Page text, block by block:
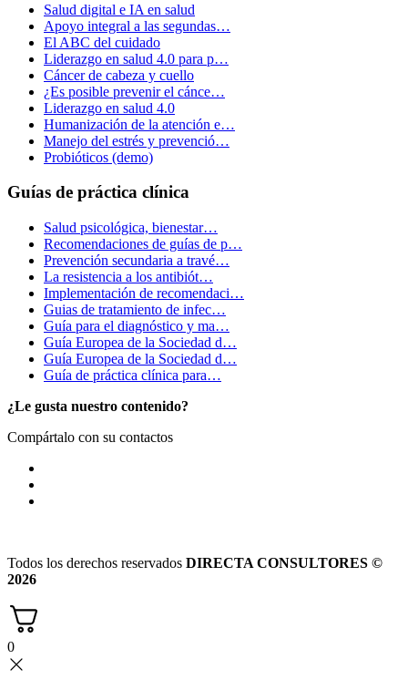
Salud digital e IA en salud
Apoyo integral a las segundas…
El ABC del cuidado
Liderazgo en salud 4.0 para p…
Cáncer de cabeza y cuello
¿Es posible prevenir el cánce…
Liderazgo en salud 4.0
Humanización de la atención e…
Manejo del estrés y prevenció…
Probióticos (demo)
Guías de práctica clínica
Salud psicológica, bienestar…
Recomendaciones de guías de p…
Prevención secundaria a travé…
La resistencia a los antibiót…
Implementación de recomendaci…
Guias de tratamiento de infec…
Guía para el diagnóstico y ma…
Guía Europea de la Sociedad d…
Guía Europea de la Sociedad d…
Guía de práctica clínica para…
¿Le gusta nuestro contenido?
Compártalo con su contactos
Todos los derechos reservados DIRECTA CONSULTORES ©
2026
0